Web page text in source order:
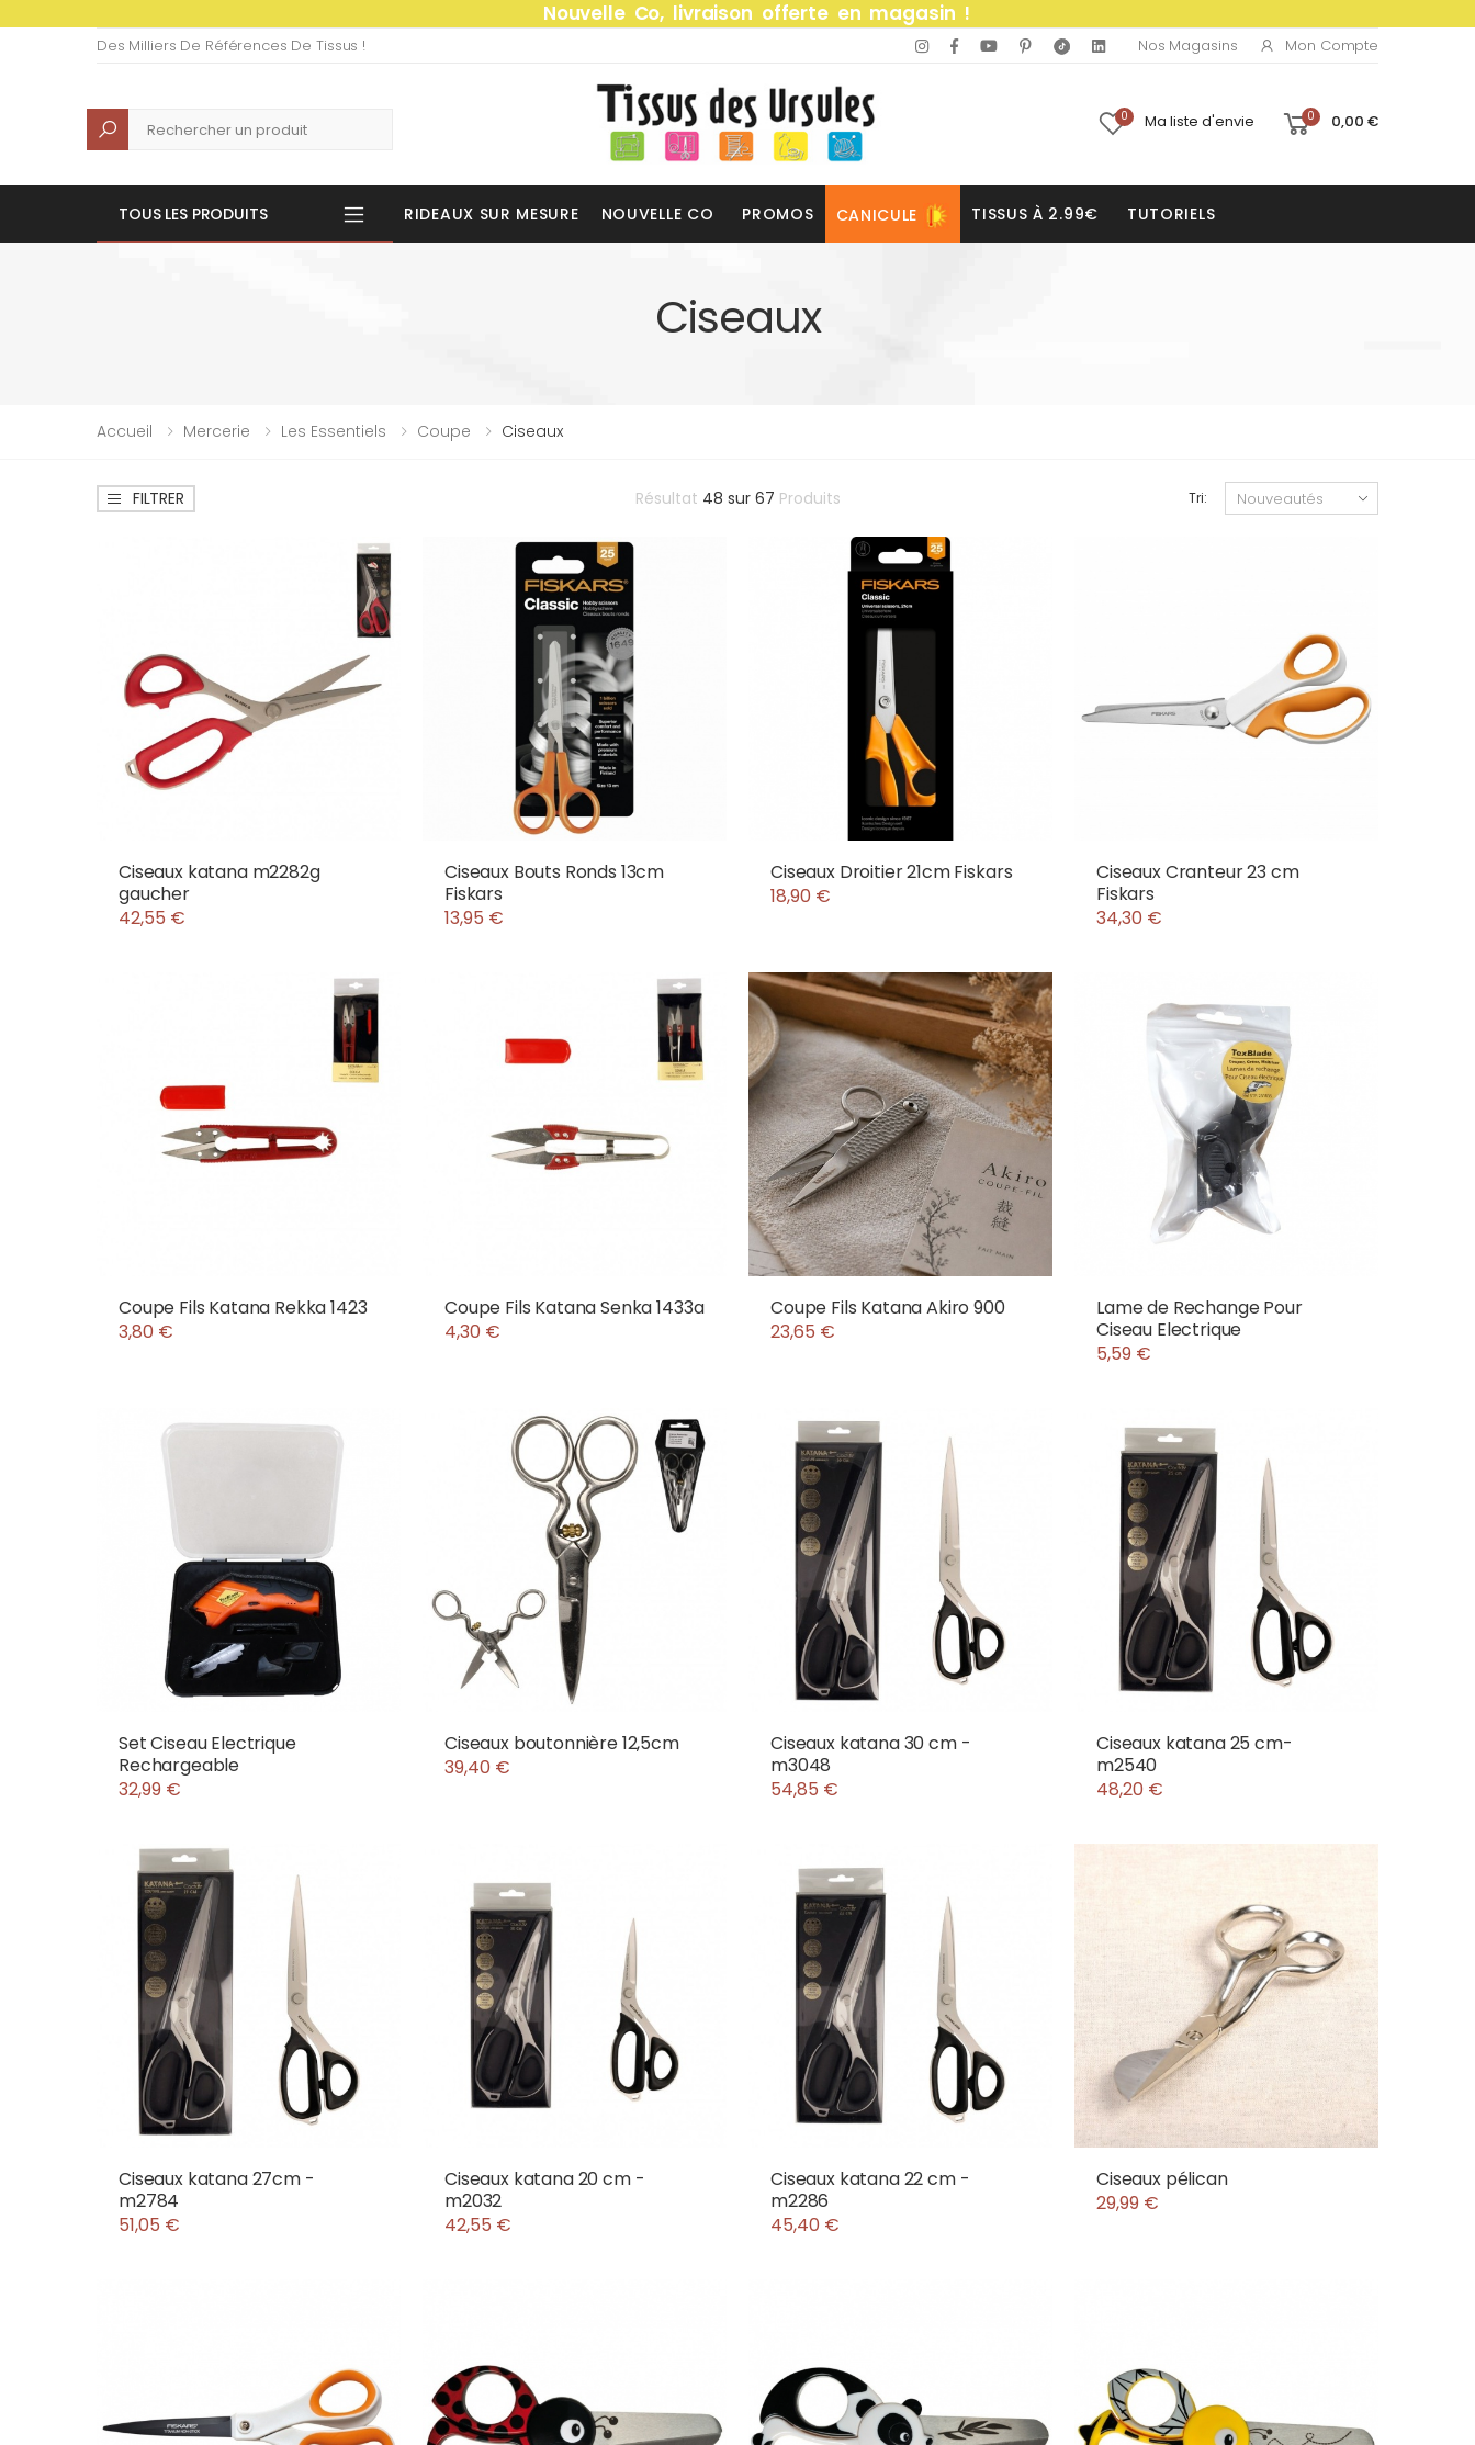
Nouvelle Co, livraison offerte en magasin !
Des Milliers De Références De Tissus ! Nos Magasins Mon Compte
Recherche 0 Ma liste d'envie 0 0,00 €
TOUS LES PRODUITS RIDEAUX SUR MESURE NOUVELLE CO PROMOS CANICULE TISSUS À 2.99€ TUTORIELS
Ciseaux
Accueil Mercerie Les Essentiels Coupe Ciseaux
FILTRER Résultat 48 sur 67 Produits Tri:
Ciseaux katana m2282g
gaucher
42,55 €
Ciseaux Bouts Ronds 13cm
Fiskars
13,95 €
Ciseaux Droitier 21cm Fiskars
18,90 €
Ciseaux Cranteur 23 cm
Fiskars
34,30 €
Coupe Fils Katana Rekka 1423
3,80 €
Coupe Fils Katana Senka 1433a
4,30 €
Coupe Fils Katana Akiro 900
23,65 €
Lame de Rechange Pour
Ciseau Electrique
5,59 €
Set Ciseau Electrique
Rechargeable
32,99 €
Ciseaux boutonnière 12,5cm
39,40 €
Ciseaux katana 30 cm -
m3048
54,85 €
Ciseaux katana 25 cm-
m2540
48,20 €
Ciseaux katana 27cm -
m2784
51,05 €
Ciseaux katana 20 cm -
m2032
42,55 €
Ciseaux katana 22 cm -
m2286
45,40 €
Ciseaux pélican
29,99 €